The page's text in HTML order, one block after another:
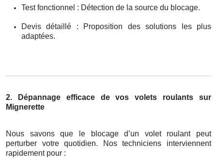
Test fonctionnel : Détection de la source du blocage.
Devis détaillé : Proposition des solutions les plus
adaptées.
2. Dépannage efficace de vos volets roulants sur
Mignerette
Nous savons que le blocage d’un volet roulant peut
perturber votre quotidien. Nos techniciens interviennent
rapidement pour :